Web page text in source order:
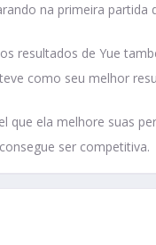
na primeira partida
resultados de Yue
como seu melhor
que ela melhore suas
ser competitiva.